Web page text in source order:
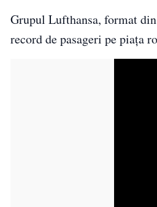
Grupul Lufthansa, format
record de pasageri pe piaţa